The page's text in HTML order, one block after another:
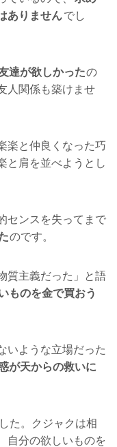
ありませんでし
達が欲しかったの
人関係も築けませ
楽と仲良くなった巧
と肩を並べようとし
センスを失ってまで
のです。
質主義だった」と語
ものを金で買おう
いような立場だった
が天からの救いに
た。クジャクは相
自分の欲しいものを